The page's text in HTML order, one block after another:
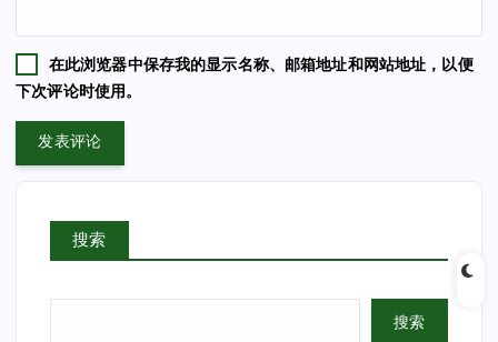
在此浏览器中保存我的显示名称、邮箱地址和网站地址，以便
下次评论时使用。
搜索
搜索